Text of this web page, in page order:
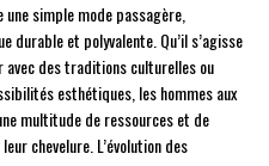
une simple mode passagère,
durable et polyvalente. Qu’il s’agisse
avec des traditions culturelles ou
esthétiques, les hommes aux
multitude de ressources et de
chevelure. L’évolution des